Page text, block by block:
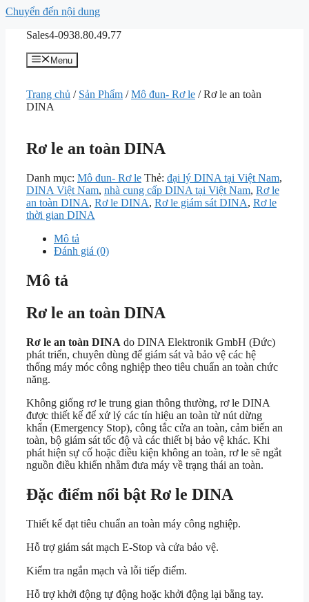
Chuyển đến nội dung
Sales4-0938.80.49.77
Menu
Trang chủ / Sản Phẩm /Mô đun- Rơ le / Rơ le an toàn
DINA
Rơ le an toàn DINA
Danh mục: Mô đun- Rơ le Thẻ: đại lý DINA tại Việt Nam,
DINA Việt Nam, nhà cung cấp DINA tại Việt Nam, Rơ le
an toàn DINA, Rơ le DINA, Rơ le giám sát DINA, Rơ le
thời gian DINA
Mô tả
Đánh giá (0)
Mô tả
Rơ le an toàn DINA
Rơ le an toàn DINA do DINA Elektronik GmbH (Đức)
phát triển, chuyên dùng để giám sát và bảo vệ các hệ
thống máy móc công nghiệp theo tiêu chuẩn an toàn chức
năng.
Không giống rơ le trung gian thông thường, rơ le DINA
được thiết kế để xử lý các tín hiệu an toàn từ nút dừng
khẩn (Emergency Stop), công tắc cửa an toàn, cảm biến an
toàn, bộ giám sát tốc độ và các thiết bị bảo vệ khác. Khi
phát hiện sự cố hoặc điều kiện không an toàn, rơ le sẽ ngắt
nguồn điều khiển nhằm đưa máy về trạng thái an toàn.
Đặc điểm nổi bật Rơ le DINA
Thiết kế đạt tiêu chuẩn an toàn máy công nghiệp.
Hỗ trợ giám sát mạch E-Stop và cửa bảo vệ.
Kiểm tra ngắn mạch và lỗi tiếp điểm.
Hỗ trợ khởi động tự động hoặc khởi động lại bằng tay.